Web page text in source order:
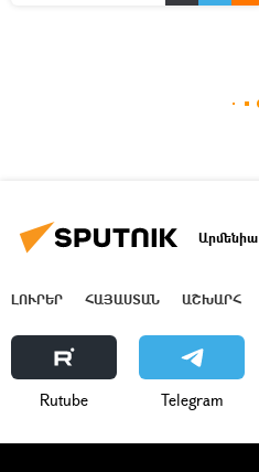
Արմենիա
ԼՈՒՐԵՐ ՀԱՅԱՍՏԱՆ ԱՇԽԱՐՀ
Rutube Telegram